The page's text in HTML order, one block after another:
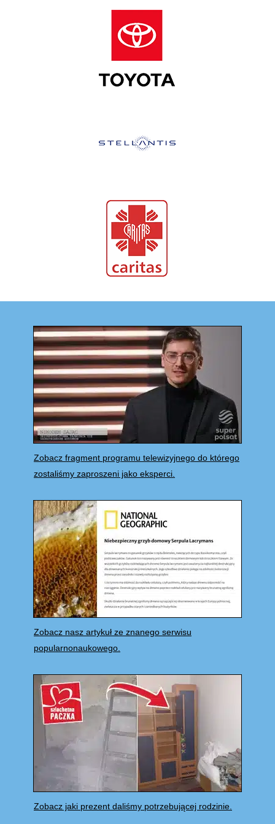
Zobacz fragment programu telewizyjnego do którego
zostaliśmy zaproszeni jako eksperci.
Zobacz nasz artykuł ze znanego serwisu
popularnonaukowego.
Zobacz jaki prezent daliśmy potrzebującej rodzinie.